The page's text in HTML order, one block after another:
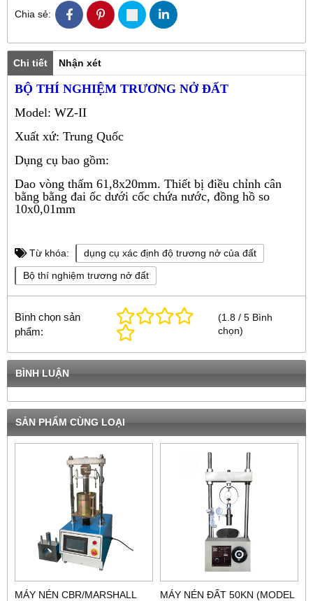
Chia sẻ:
Chi tiết Nhận xét
BỘ THÍ NGHIỆM TRƯƠNG NỞ ĐẤT
Model: WZ-II
Xuất xứ: Trung Quốc
Dụng cụ bao gồm:
Dao vòng thấm 61,8x20mm. Thiết bị điều chỉnh cân
bằng bằng đai ốc dưới cốc chứa nước, đồng hồ so
10x0,01mm
Từ khóa:
dụng cụ xác định độ trương nở của đất
Bộ thí nghiệm trương nở đất
Bình chọn sản
phẩm:
(1.8 /5 Bình
chọn)
BÌNH LUẬN
SẢN PHẨM CÙNG LOẠI
MÁY NÉN CBR/MARSHALL
MÁY NÉN ĐẤT 50KN (MODEL